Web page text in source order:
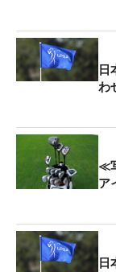
わ
≪
ア